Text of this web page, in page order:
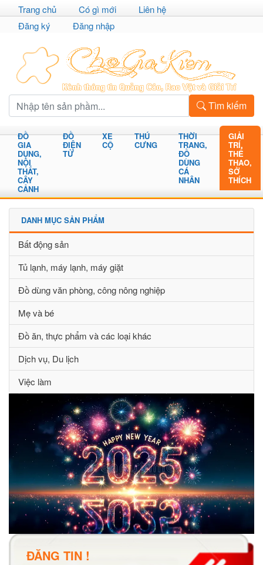
Trang chủ Có gì mới
Liên hệ
Đăng ký
Đăng nhập
Tìm kiếm
ĐỒ
GIA
DỤNG,
NỘI
THẤT,
CÂY
CẢNH
ĐỒ
ĐIỆN
TỬ
XE
CỘ
THÚ
CƯNG
THỜI
TRANG,
ĐỒ
DÙNG
CÁ
NHÂN
GIẢI
TRÍ,
THỂ
THAO,
SỞ
THÍCH
DANH MỤC SẢN PHẨM
Bất động sản
Tủ lạnh, máy lạnh, máy giặt
Đồ dùng văn phòng, công nông nghiệp
Mẹ và bé
Đồ ăn, thực phẩm và các loại khác
Dịch vụ, Du lịch
Việc làm
ĐĂNG TIN !